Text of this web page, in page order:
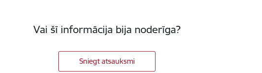
Vai šī informācija bija noderīga?
Sniegt atsauksmi